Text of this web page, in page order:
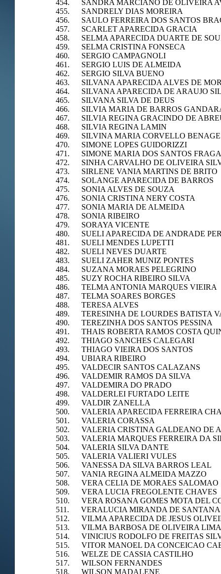
454. SANDRA MARCIANO DE OLIVEIRA
455. SANDRELY DIAS MOREIRA
456. SAULO FERREIRA DOS SANTOS
457. SCARLET APARECIDA GRACIA
458. SELMA APARECIDA DUARTE DE
459. SELMA CRISTINA FONSECA
460. SERGIO CAMPAGNOLI
461. SERGIO LUIS DE ALMEIDA
462. SERGIO SILVA BUENO
463. SILVANA APARECIDA ALVES DE
464. SILVANA APARECIDA DE ARAUJO
465. SILVANA SILVA DE DEUS
466. SILVIA MARIA DE BARROS
467. SILVIA REGINA GRACINDO DE
468. SILVIA REGINA LAMIN
469. SILVINA MARIA CORVELLO
470. SIMONE LOPES GUIDORIZZI
471. SIMONE MARIA DOS SANTOS FRAGA
472. SINHA CARVALHO DE OLIVEIRA
473. SIRLENE VANIA MARTINS DE BRITO
474. SOLANGE APARECIDA DE BARROS
475. SONIA ALVES DE SOUZA
476. SONIA CRISTINA NERY COSTA
477. SONIA MARIA DE ALMEIDA
478. SONIA RIBEIRO
479. SORAYA VICENTE
480. SUELI APARECIDA DE ANDRADE
481. SUELI MENDES LUPETTI
482. SUELI NEVES DUARTE
483. SUELI ZAHER MUNIZ PONTES
484. SUZANA MORAES PELEGRINO
485. SUZY ROCHA RIBEIRO SILVA
486. TELMA ANTONIA MARQUES VIEIRA
487. TELMA SOARES BORGES
488. TERESA ALVES
489. TERESINHA DE LOURDES BATISTA
490. TEREZINHA DOS SANTOS PESSINA
491. THAIS ROBERTA RAMOS COSTA
492. THIAGO SANCHES CALEGARI
493. THIAGO VIEIRA DOS SANTOS
494. UBIARA RIBEIRO
495. VALDECIR SANTOS CALAZANS
496. VALDEMIR RAMOS DA SILVA
497. VALDEMIRA DO PRADO
498. VALDERLEI FURTADO LEITE
499. VALDIR ZANELLA
500. VALERIA APARECIDA FERREIRA
501. VALERIA CORASSA
502. VALERIA CRISTINA GALDEANO DE
503. VALERIA MARQUES FERREIRA DA
504. VALERIA SILVA DANTE
505. VALERIA VALIERI VULES
506. VANESSA DA SILVA BARROS LEAL
507. VANIA REGINA ALMEIDA MAZZO
508. VERA CELIA DE MORAES SALOMAO
509. VERA LUCIA FREGOLENTE CHAVES
510. VERA ROSANA GOMES MOTA DEL
511. VERALUCIA MIRANDA DE SANTANA
512. VILMA APARECIDA DE JESUS
513. VILMA BARBOSA DE OLIVEIRA LIMA
514. VINICIUS RODOLFO DE FREITAS
515. VITOR MANOEL DA CONCEICAO
516. WELZE DE CASSIA CASTILHO
517. WILSON FERNANDES
518. WILSON MADALENE